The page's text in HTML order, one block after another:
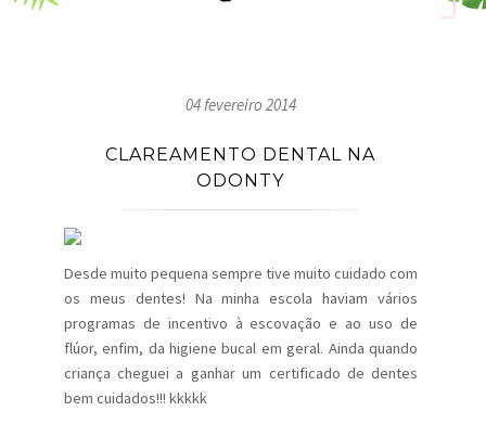
04 fevereiro 2014
CLAREAMENTO DENTAL NA
ODONTY
Desde muito pequena sempre tive muito cuidado com
os meus dentes! Na minha escola haviam vários
programas de incentivo à escovação e ao uso de
flúor, enfim, da higiene bucal em geral. Ainda quando
criança cheguei a ganhar um certificado de dentes
bem cuidados!!! kkkkk